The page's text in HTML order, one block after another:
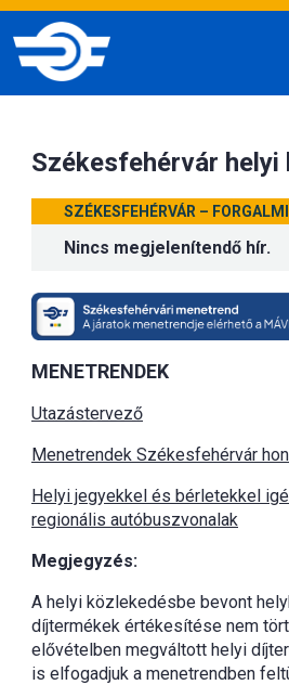
Székesfehérvár helyi
SZÉKESFEHÉRVÁR –
Nincs megjelenítendő hír.
MENETRENDEK
Utazástervező
Menetrendek Székesfehérvár
Helyi jegyekkel és bérletekkel
regionális autóbuszvonalak
Megjegyzés:
A helyi közlekedésbe bevont
díjtermékek értékesítése nem
elővételben megváltott helyi
is elfogadjuk a menetrendben